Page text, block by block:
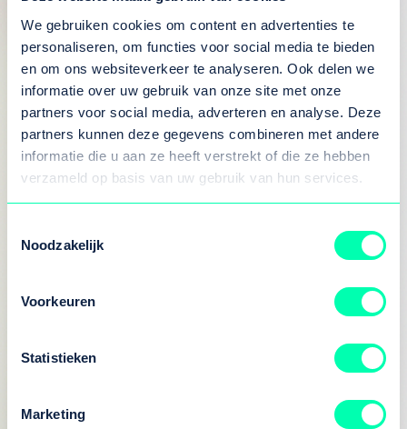
We gebruiken cookies om content en advertenties te
personaliseren, om functies voor social media te bieden
en om ons websiteverkeer te analyseren. Ook delen we
informatie over uw gebruik van onze site met onze
partners voor social media, adverteren en analyse. Deze
partners kunnen deze gegevens combineren met andere
informatie die u aan ze heeft verstrekt of die ze hebben
verzameld op basis van uw gebruik van hun services.
Noodzakelijk
Voorkeuren
Statistieken
Marketing
kinderen nu al leren hoe ze gezond blijven.
Dan geef je ze een enorme voorsprong.”
Gezondheid in het onderwijs
Ook scholen hebben hierin een rol. “Eigenlijk
zou je op de basisschool al moeten leren: hoe
zorg ik goed voor mezelf?” Niet alleen over
gamen en omgaan met stress. In Groningen
zie je initiatieven zoals de ‘verrijkte schooldag’
waar sport en leefstijl binnen het onderwijs
een plek krijgen. “Dat is precies de kant die
Voordat iemand kan werken aan afvallen of